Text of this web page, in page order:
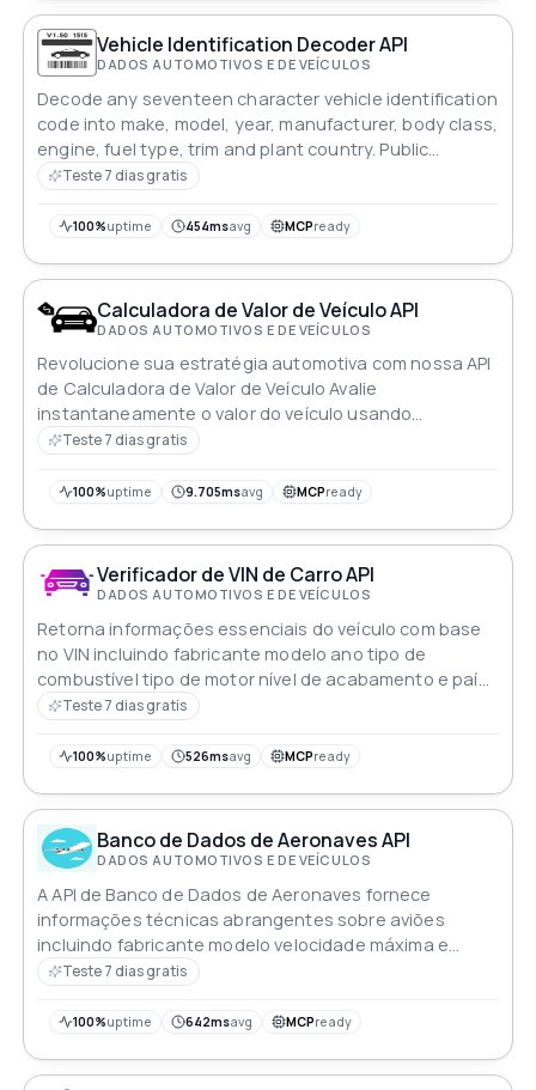
tamanho do motor para veículos registrados em todo
os EUA É um recurso valioso para empresas
automotivas provedores de seguros e outras
organizações que precisam de dados confiáveis de
veículos para fins de verificação e validação
Vehicle Identification Decoder API
DADOS AUTOMOTIVOS E DE VEÍCULOS
Decode any seventeen character vehicle identification
code into make, model, year, manufacturer, body class,
engine, fuel type, trim and plant country. Public
government vehicle data, clean structured answers.
Teste 7 dias gratis
100%uptime 454msavg MCPready
Calculadora de Valor de Veículo API
DADOS AUTOMOTIVOS E DE VEÍCULOS
Revolucione sua estratégia automotiva com nossa API
de Calculadora de Valor de Veículo Avalie
instantaneamente o valor do veículo usando
algoritmos avançados e dados de mercado em tempo
de decisões seja precificando o estoque avaliando
Mantenha-se à frente na dinâmica indústria
automotiva com precisão e confiança
Teste 7 dias gratis
100%uptime 9.705msavg MCPready
Verificador de VIN de Carro API
DADOS AUTOMOTIVOS E DE VEÍCULOS
Retorna informações essenciais do veículo com base
no VIN incluindo fabricante modelo ano tipo de
combustível tipo de motor nível de acabamento e país
de fabricação
Teste 7 dias gratis
100%uptime 526msavg MCPready
Banco de Dados de Aeronaves API
DADOS AUTOMOTIVOS E DE VEÍCULOS
A API de Banco de Dados de Aeronaves fornece
informações técnicas abrangentes sobre aviões
incluindo fabricante modelo velocidade máxima e
outras especificações Ela permite que
modelos de aeronaves e os usem para várias
Teste 7 dias gratis
100%uptime 642msavg MCPready